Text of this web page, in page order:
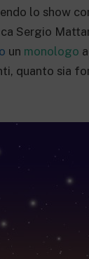
lo show
Sergio
un monologo
quanto sia